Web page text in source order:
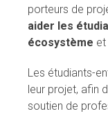
porteurs de
aider les
écosystème
Les étudiants-
leur projet, afin
soutien de